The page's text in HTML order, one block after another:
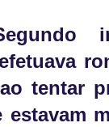
tentar